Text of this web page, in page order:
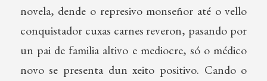
novela, dende o represivo monseñor até o vello
conquistador cuxas carnes reveron, pasando por
un pai de familia altivo e mediocre, só o médico
novo se presenta dun xeito positivo. Cando o